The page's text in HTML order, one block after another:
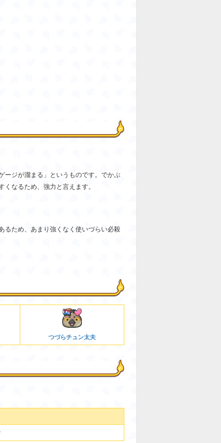
ージが溜まる」というものです。でかぷ
なるため、強力と言えます。
るため、あまり強くなく使いづらい必殺
つづらチュン太夫